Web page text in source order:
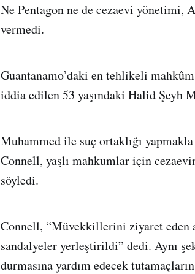
Ne Pentagon ne de cezaevi yönetimi,
vermedi.
Guantanamo’daki en tehlikeli
iddia edilen 53 yaşındaki Halid Şeyh
Muhammed ile suç ortaklığı
Connell, yaşlı mahkumlar için
söyledi.
Connell, “Müvekkillerini ziyaret eden
sandalyeler yerleştirildi” dedi. Aynı
durmasına yardım edecek